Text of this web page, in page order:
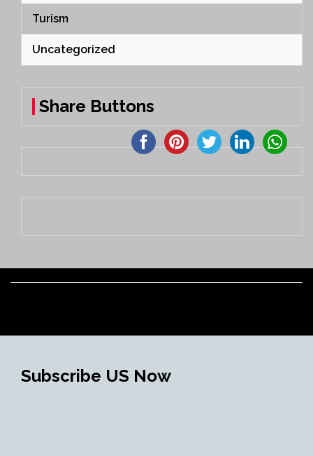
Turism
Uncategorized
Share Buttons
Subscribe US Now